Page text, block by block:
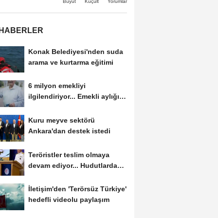
Büyüt Küçült Yorumlar
Konak Belediyesi'nden suda
arama ve kurtarma eğitimi
6 milyon emekliyi
ilgilendiriyor... Emekli aylığı
Kuru meyve sektörü
Ankara'dan destek istedi
Teröristler teslim olmaya
devam ediyor... Hudutlarda
İletişim'den 'Terörsüz Türkiye'
hedefli videolu paylaşım